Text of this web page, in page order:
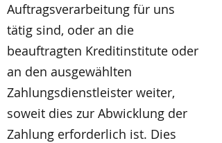
Auftragsverarbeitung für uns
tätig sind, oder an die
beauftragten Kreditinstitute oder
an den ausgewählten
Zahlungsdienstleister weiter,
soweit dies zur Abwicklung der
Zahlung erforderlich ist. Dies